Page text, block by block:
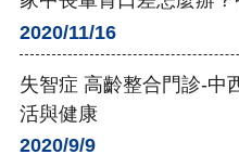
2020/11/16
失智症 高齡整合門診-中
活與健康
2020/9/9